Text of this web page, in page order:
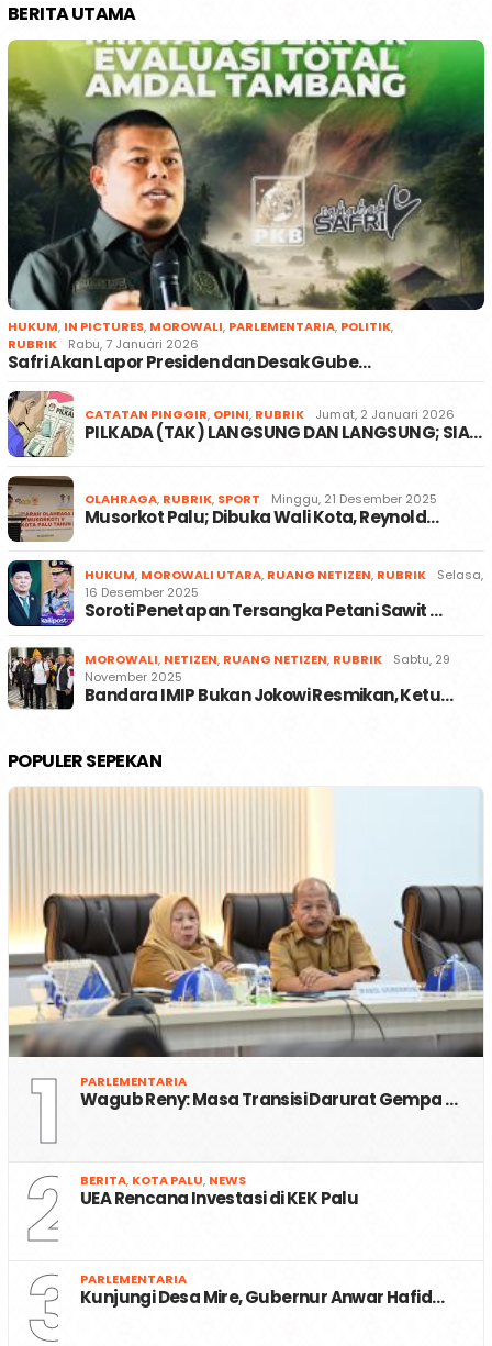
BERITA UTAMA
HUKUM, IN PICTURES, MOROWALI, PARLEMENTARIA, POLITIK,
RUBRIK
Rabu, 7 Januari 2026
Safri Akan Lapor Presiden dan Desak Gube…
CATATAN PINGGIR, OPINI, RUBRIK Jumat, 2 Januari 2026
PILKADA (TAK) LANGSUNG DAN LANGSUNG; SIA…
OLAHRAGA, RUBRIK, SPORT Minggu, 21 Desember 2025
Musorkot Palu; Dibuka Wali Kota, Reynold…
HUKUM, MOROWALI UTARA, RUANG NETIZEN, RUBRIK
Selasa,
16 Desember 2025
Soroti Penetapan Tersangka Petani Sawit …
MOROWALI, NETIZEN, RUANG NETIZEN, RUBRIK
Sabtu, 29
November 2025
Bandara IMIP Bukan Jokowi Resmikan, Ketu…
POPULER SEPEKAN
1 PARLEMENTARIA
Wagub Reny: Masa Transisi Darurat Gempa …
2 BERITA, KOTA PALU, NEWS
UEA Rencana Investasi di KEK Palu
3 PARLEMENTARIA
Kunjungi Desa Mire, Gubernur Anwar Hafid…